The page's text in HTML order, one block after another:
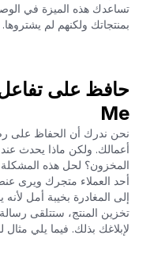
تساعدك هذه الميزة في
بمنتجاتك ولكنهم لم يشتروها.
Me
نحن ندرك أن الحفاظ على
أعمالك. ولكن ماذا يحدث
المخزون؟ لحل هذه
أحد العملاء متجرك ويرى
إلى المغادرة بخيبة أمل لأنه
تخزين المنتج، ستتلقى
لإبلاغك بذلك. فيما يلي مثال